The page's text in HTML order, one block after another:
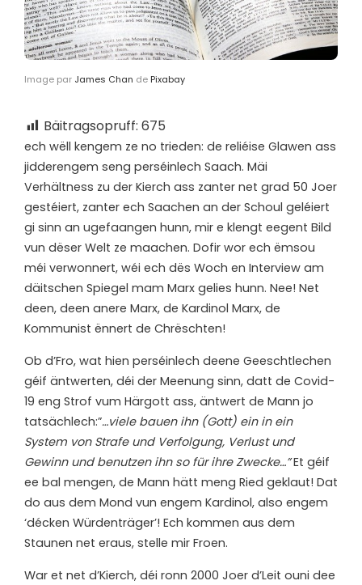
Image par James Chan de Pixabay
Bäitragsopruff: 675
ech wëll kengem ze no trieden: de reliéise Glawen ass
jidderengem seng perséinlech Saach. Mäi
Verhältness zu der Kierch ass zanter net grad 50 Joer
gestéiert, zanter ech Saachen an der Schoul geléiert
gi sinn an ugefaangen hunn, mir e klengt eegent Bild
vun dëser Welt ze maachen. Dofir wor ech ëmsou
méi verwonnert, wéi ech dës Woch en Interview am
däitschen Spiegel mam Marx gelies hunn. Nee! Net
deen, deen anere Marx, de Kardinol Marx, de
Kommunist ënnert de Chrëschten!
Ob d’Fro, wat hien perséinlech deene Geeschtlechen
géif äntwerten, déi der Meenung sinn, datt de Covid-
19 eng Strof vum Härgott ass, äntwert de Mann jo
tatsächlech:”…viele bauen ihn (Gott) ein in ein
System von Strafe und Verfolgung, Verlust und
Gewinn und benutzen ihn so für ihre Zwecke…”Et géif
ee bal mengen, de Mann hätt meng Ried geklaut! Dat
do aus dem Mond vun engem Kardinol, also engem
‘décken Würdenträger’! Ech kommen aus dem
Staunen net eraus, stelle mir Froen.
War et net d’Kierch, déi ronn 2000 Joer d’Leit ouni dee